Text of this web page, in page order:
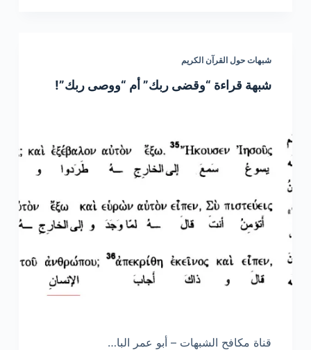
شبهات حول القرآن الكريم
شبهة قراءة “وقضى ربك” أم “ووصى ربك”!
قناة مكافح الشبهات – أبو عمر البا…